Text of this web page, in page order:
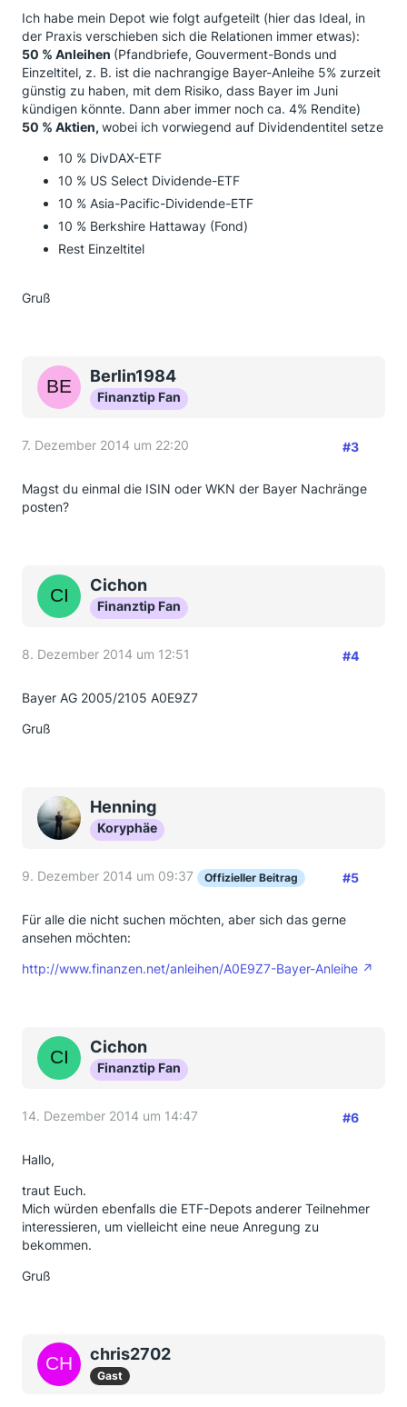
Ich habe mein Depot wie folgt aufgeteilt (hier das Ideal, in
der Praxis verschieben sich die Relationen immer etwas):
50 % Anleihen (Pfandbriefe, Gouverment-Bonds und
Einzeltitel, z. B. ist die nachrangige Bayer-Anleihe 5% zurzeit
günstig zu haben, mit dem Risiko, dass Bayer im Juni
kündigen könnte. Dann aber immer noch ca. 4% Rendite)
50 % Aktien, wobei ich vorwiegend auf Dividendentitel setze
10 % DivDAX-ETF
10 % US Select Dividende-ETF
10 % Asia-Pacific-Dividende-ETF
10 % Berkshire Hattaway (Fond)
Rest Einzeltitel
Gruß
Berlin1984
Finanztip Fan
7. Dezember 2014 um 22:20 #3
Magst du einmal die ISIN oder WKN der Bayer Nachränge
posten?
Cichon
Finanztip Fan
8. Dezember 2014 um 12:51 #4
Bayer AG 2005/2105 A0E9Z7
Gruß
Henning
Koryphäe
9. Dezember 2014 um 09:37 Offizieller Beitrag #5
Für alle die nicht suchen möchten, aber sich das gerne
ansehen möchten:
http://www.finanzen.net/anleihen/A0E9Z7-Bayer-Anleihe
Cichon
Finanztip Fan
14. Dezember 2014 um 14:47 #6
Hallo,
traut Euch.
Mich würden ebenfalls die ETF-Depots anderer Teilnehmer
interessieren, um vielleicht eine neue Anregung zu
bekommen.
Gruß
chris2702
Gast